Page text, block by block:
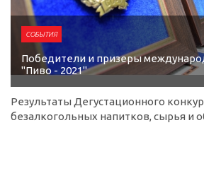
СОБЫТИЯ
Победители и призеры
"Пиво - 2021"
Результаты Дегустационного
безалкогольных напитков, сырья и